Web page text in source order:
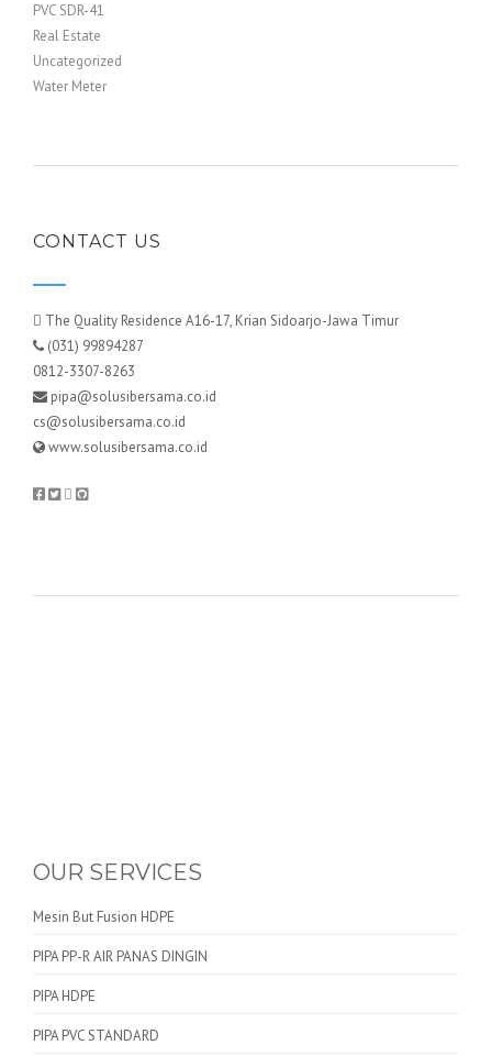
PVC SDR-41
Real Estate
Uncategorized
Water Meter
CONTACT US
The Quality Residence A16-17, Krian Sidoarjo-Jawa Timur
(031) 99894287
0812-3307-8263
pipa@solusibersama.co.id
cs@solusibersama.co.id
www.solusibersama.co.id
OUR SERVICES
Mesin But Fusion HDPE
PIPA PP-R AIR PANAS DINGIN
PIPA HDPE
PIPA PVC STANDARD